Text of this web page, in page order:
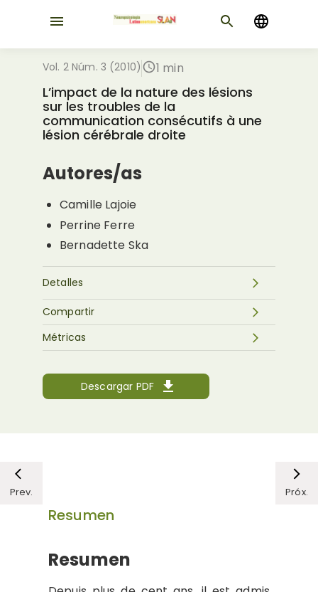
Vol. 2 Núm. 3 (2010) 1 min
L’impact de la nature des lésions
sur les troubles de la
communication consécutifs à une
lésion cérébrale droite
Autores/as
Camille Lajoie
Perrine Ferre
Bernadette Ska
Detalles
Descargar PDF
Métricas
Compartir
Prev. Próx.
Resumen
Resumen